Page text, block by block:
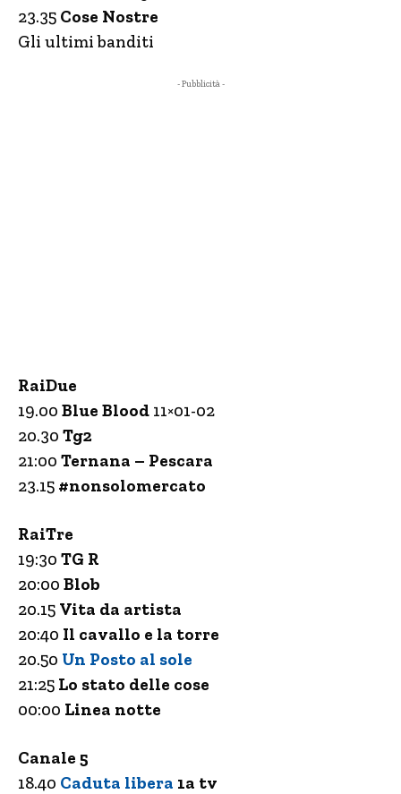
23.35 Cose Nostre
Gli ultimi banditi
- Pubblicità -
RaiDue
19.00 Blue Blood 11×01-02
20.30 Tg2
21:00 Ternana – Pescara
23.15 #nonsolomercato
RaiTre
19:30 TG R
20:00 Blob
20.15 Vita da artista
20:40 Il cavallo e la torre
20.50 Un Posto al sole
21:25 Lo stato delle cose
00:00 Linea notte
Canale 5
18.40 Caduta libera 1a tv